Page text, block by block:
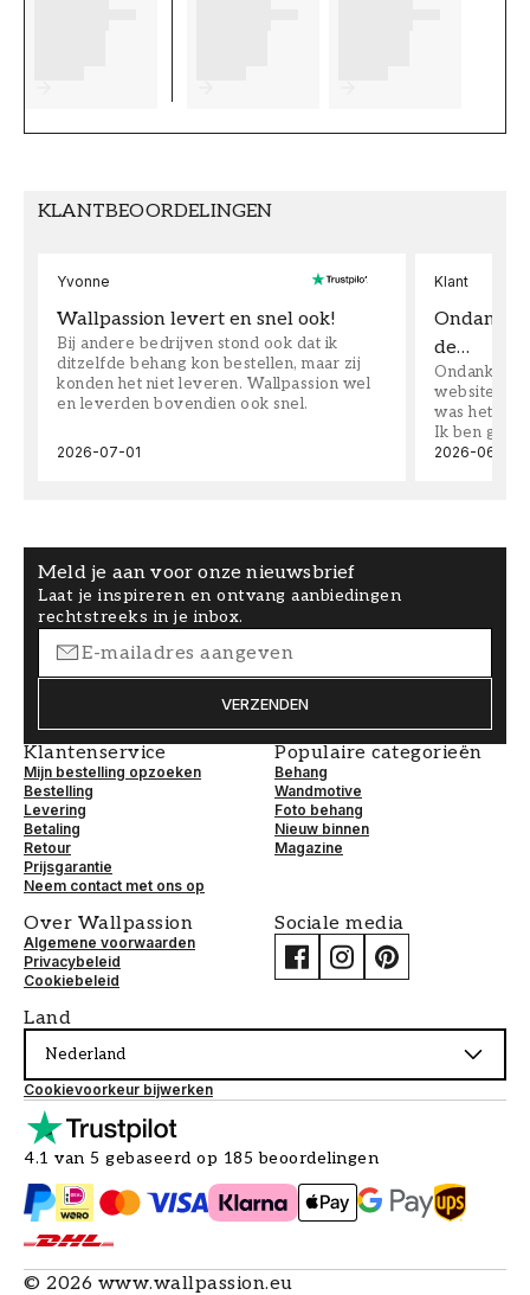
KLANTBEOORDELINGEN
Yvonne
Wallpassion levert en snel ook!
Bij andere bedrijven stond ook dat ik
ditzelfde behang kon bestellen, maar zij
konden het niet leveren. Wallpassion wel
en leverden bovendien ook snel.
2026-07-01
Klant
Ondanks
de…
Ondanks
website
was het
Ik ben
2026-06-08
Meld je aan voor onze nieuwsbrief
Laat je inspireren en ontvang aanbiedingen
rechtstreeks in je inbox.
VERZENDEN
Klantenservice
Mijn bestelling opzoeken
Bestelling
Levering
Betaling
Retour
Prijsgarantie
Neem contact met ons op
Populaire categorieën
Behang
Wandmotive
Foto behang
Nieuw binnen
Magazine
Over Wallpassion
Algemene voorwaarden
Privacybeleid
Cookiebeleid
Sociale media
Land
Nederland
Cookievoorkeur bijwerken
4.1 van 5 gebaseerd op 185 beoordelingen
© 2026 www.wallpassion.eu